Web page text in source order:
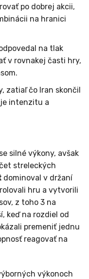
po dobrej akcii,
na hranici
na tlak
v rovnakej časti hry,
zatiaľ čo Iran skončil
intenzitu a
silné výkony, avšak
streleckých
dominoval v držaní
hru a vytvorili
z toho 3 na
keď na rozdiel od
premeniť jednu
reagovať na
výkonoch